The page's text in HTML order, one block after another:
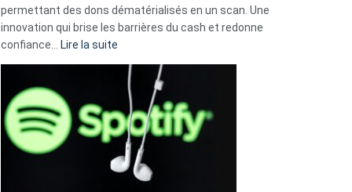
permettant des dons dématérialisés en un scan. Une
innovation qui brise les barrières du cash et redonne
confiance…
Lire la suite
l’excuse
je
n’ai
pas
de
cash